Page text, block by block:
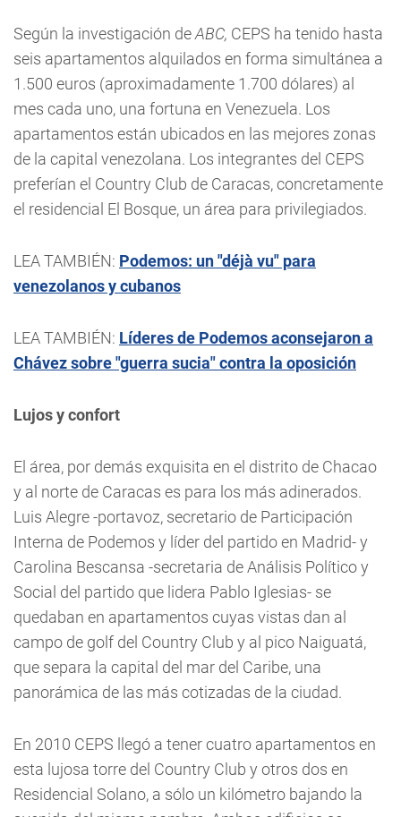
Según la investigación deABC, CEPS ha tenido hasta
seis apartamentos alquilados en forma simultánea a
1.500 euros (aproximadamente 1.700 dólares) al
mes cada uno, una fortuna en Venezuela. Los
apartamentos están ubicados en las mejores zonas
de la capital venezolana. Los integrantes del CEPS
preferían el Country Club de Caracas, concretamente
el residencial El Bosque, un área para privilegiados.
LEA TAMBIÉN: Podemos: un "déjà vu" para
venezolanos y cubanos
LEA TAMBIÉN: Líderes de Podemos aconsejaron a
Chávez sobre "guerra sucia" contra la oposición
Lujos y confort
El área, por demás exquisita en el distrito de Chacao
y al norte de Caracas es para los más adinerados.
Luis Alegre -portavoz, secretario de Participación
Interna de Podemos y líder del partido en Madrid- y
Carolina Bescansa -secretaria de Análisis Político y
Social del partido que lidera Pablo Iglesias- se
quedaban en apartamentos cuyas vistas dan al
campo de golf del Country Club y al pico Naiguatá,
que separa la capital del mar del Caribe, una
panorámica de las más cotizadas de la ciudad.
En 2010 CEPS llegó a tener cuatro apartamentos en
esta lujosa torre del Country Club y otros dos en
Residencial Solano, a sólo un kilómetro bajando la